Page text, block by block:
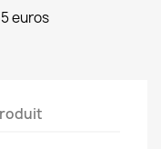
euros